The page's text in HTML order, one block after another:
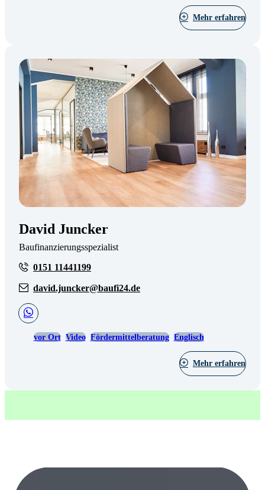
Mehr erfahren
David Juncker
Baufinanzierungsspezialist
0151 11441199
david.juncker@baufi24.de
vor Ort Video Fördermittelberatung Englisch
Mehr erfahren